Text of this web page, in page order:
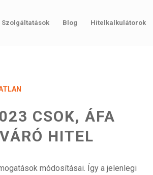
Szolgáltatások Blog Hitelkalkulátorok
CSOK, ÁFA
HITEL
módosításai. Így a jelenlegi